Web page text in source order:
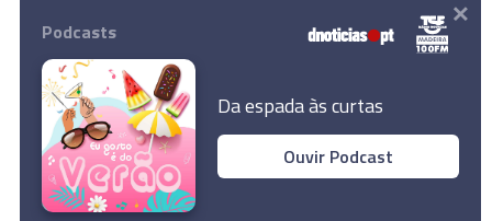
Instale a nossa App
© 2026 Empresa Diário de Notícias, Lda.
Todos os direitos reservados.
Podcasts
Da espada às curtas
Ouvir Podcast